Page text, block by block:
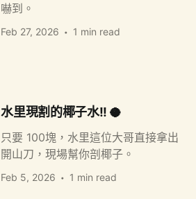
嚇到。
Feb 27, 2026 1 min read
水里現割的椰子水!! 🥥
只要 100塊，水里這位大哥直接拿出
開山刀，現場幫你剖椰子。
Feb 5, 2026 1 min read